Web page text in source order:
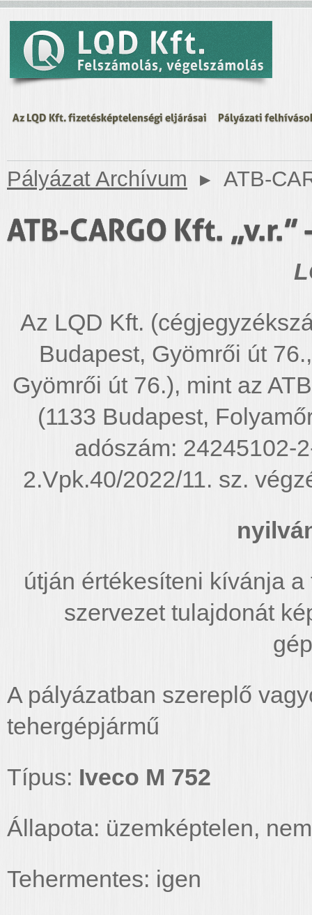
Az LQD Kft. fizetésképtelenségi eljárásai Pályázati
Pályázat Archívum ▸ ATB-
ATB-CARGO Kft.
Az LQD Kft.
Budapest, Gyömrői út
Gyömrői út 76.), mint az
(1133 Budapest,
adószám: 24245102-
2.Vpk.40/2022/11. sz.
útján értékesíteni kívánja
szervezet tulajdonát
A pályázatban szereplő
tehergépjármű
Típus: Iveco M 752
Állapota: üzemképtelen,
Tehermentes: igen